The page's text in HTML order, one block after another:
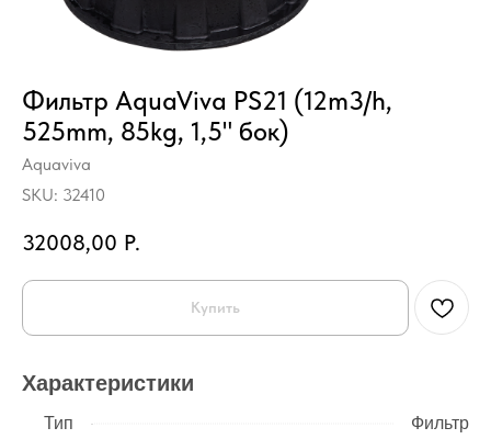
Фильтр AquaViva PS21 (12m3/h,
525mm, 85kg, 1,5" бок)
Aquaviva
SKU: 32410
32008,00 Р.
Купить
Характеристики
Тип Фильтр